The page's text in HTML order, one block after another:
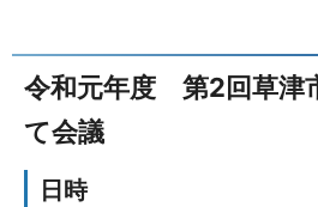
令和元年度 第2回草津
て会議
日時